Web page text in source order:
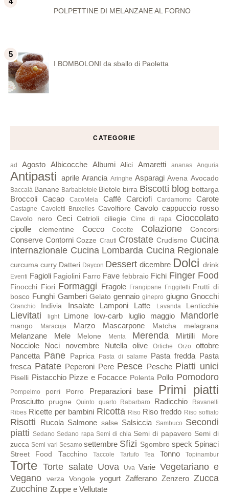
POLPETTINE DI MELANZANE AL FORNO
I BOMBOLONI da sballo di Paoletta
CATEGORIE
ad Agosto Albicocche Albumi Alici Amaretti ananas Anguria
Antipasti aprile Arancia Aringhe Asparagi Avena Avocado
Baccalà Banane Barbabietole Bietole birra Biscotti blog bottarga
Broccoli Cacao CacoMela Caffè Carciofi Cardamomo Carote
Castagne Cavoletti Bruxelles Cavolfiore Cavolo cappuccio rosso
Cavolo nero Ceci Cetrioli ciliegie Cime di rapa Cioccolato
cipolle clementine Cocco Cocotte Colazione Concorsi
Conserve Contorni Cozze Crauti Crostate Crudismo Cucina
internazionale Cucina Lombarda Cucina Regionale
curcuma curry Datteri Daycon Dessert dicembre Dolci drink
Eventi Fagioli Fagiolini Farro Fave febbraio Fichi Finger Food
Finocchi Fiori Formaggi Fragole Frangipane Friggitelli Frutti di
bosco Funghi Gamberi Gelato gennaio ginepro giugno Gnocchi
Granchio Indivia Insalate Lamponi Latte Lavanda Lenticchie
Lievitati light Limone low-carb luglio maggio Mandorle
mango Maracuja Marzo Mascarpone Matcha melagrana
Melanzane Mele Melone Menta Merenda Mirtilli More
Nocciole Noci novembre Nutella olive Ortiche Orzo
ottobre
Pancetta Pane Paprica Pasta di salame Pasta fredda Pasta
fresca Patate Peperoni Pere Pesce Pesche Piatti unici
Piselli Pistacchio Pizze e Focacce Polenta Pollo Pomodoro
Pompelmo porri Porro Preparazioni base Primi piatti
Prosciutto prugne Quinto quarto Rabarbaro Radicchio
Ravanelli
Ribes Ricette per bambini Ricotta Riso Riso freddo Riso soffiato
Risotti Rucola Salmone salse Salsiccia Sambuco Secondi
piatti Sedano Sedano rapa Semi di chia Semi di papavero Semi di
zucca Semi vari Sesamo settembre Sfizi Sgombro speck Spinaci
Street Food Tacchino Taccole Tartufo Tea Tonno Topinambur
Torte Torte salate Uova Uva Varie Vegetariano e
Vegano
verza Vongole yogurt Zafferano Zenzero Zucca
Zucchine Zuppe e Vellutate